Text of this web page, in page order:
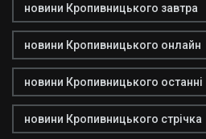
новини Кропивницького завтра
новини Кропивницького онлайн
новини Кропивницького останні
новини Кропивницького стрічка